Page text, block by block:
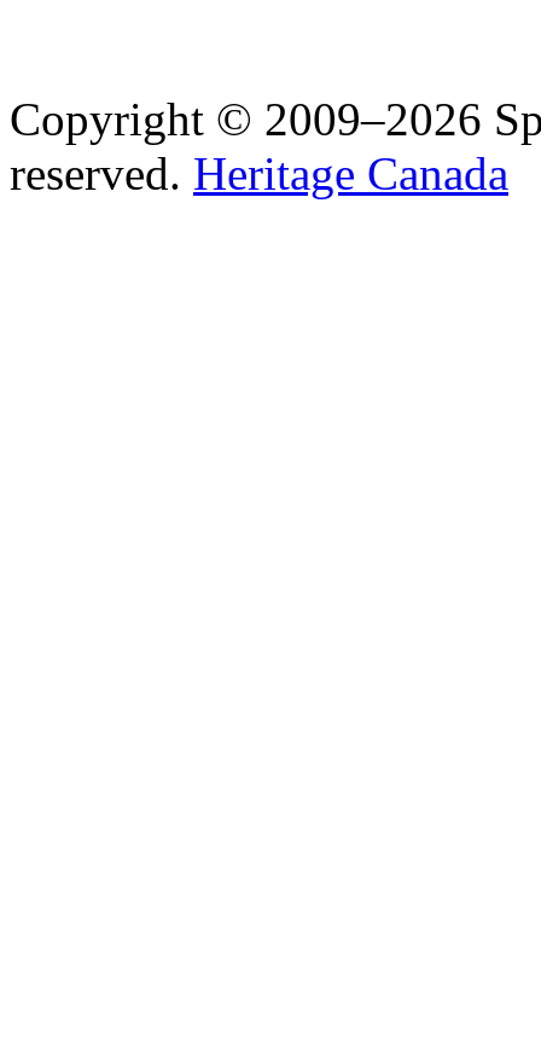
Copyright © 2009–2026
reserved. Heritage Canada